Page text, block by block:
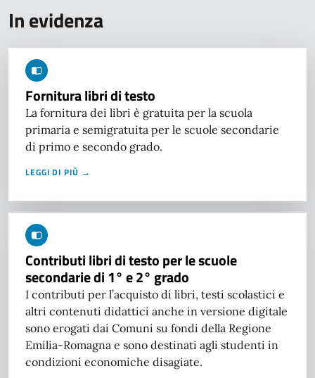
In evidenza
Fornitura libri di testo
La fornitura dei libri è gratuita per la scuola
primaria e semigratuita per le scuole secondarie
di primo e secondo grado.
LEGGI DI PIÙ →
Contributi libri di testo per le scuole
secondarie di 1° e 2° grado
I contributi per l’acquisto di libri, testi scolastici e
altri contenuti didattici anche in versione digitale
sono erogati dai Comuni su fondi della Regione
Emilia-Romagna e sono destinati agli studenti in
condizioni economiche disagiate.